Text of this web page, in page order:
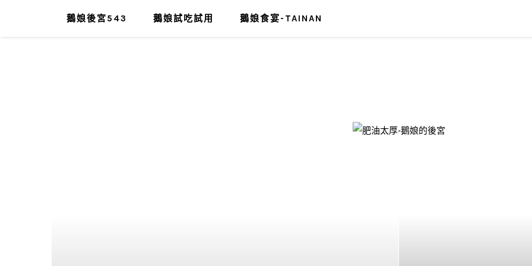
鵝娘後宮543 鵝娘試吃試用 鵝娘食宴-TAINAN
肥油太厚-鵝娘的後宮